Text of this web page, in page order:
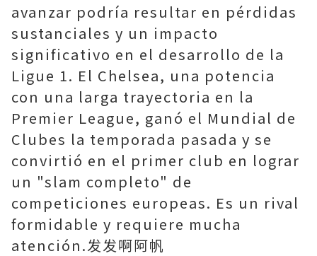
avanzar podría resultar en pérdidas
sustanciales y un impacto
significativo en el desarrollo de la
Ligue 1. El Chelsea, una potencia
con una larga trayectoria en la
Premier League, ganó el Mundial de
Clubes la temporada pasada y se
convirtió en el primer club en lograr
un "slam completo" de
competiciones europeas. Es un rival
formidable y requiere mucha
atención.发发啊阿帆